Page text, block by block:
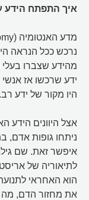
איך התפתח הידע
נרכש ככל הנראה
מהידע שצברו בעלי
ידע שרכשו אז
היו מקור של ידע רב.
אצל היוונים הידע
ניתחו גופות אדם,
איפשר זאת. שם
לתיאוריה של
הוא האחראי
את מחזור הדם, מה